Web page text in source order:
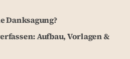
Danksagung?
Aufbau, Vorlagen &